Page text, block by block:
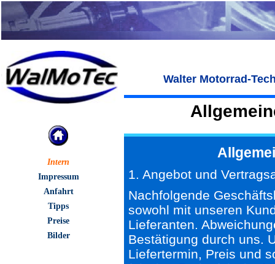
Intern
Impressum
Anfahrt
Tipps
Preise
Bilder
Walter Motorrad-
1. Angebot und
Nachfolgende
sowohl mit unseren
Lieferanten.
Bestätigung durch uns.
Liefertermin, Preis und